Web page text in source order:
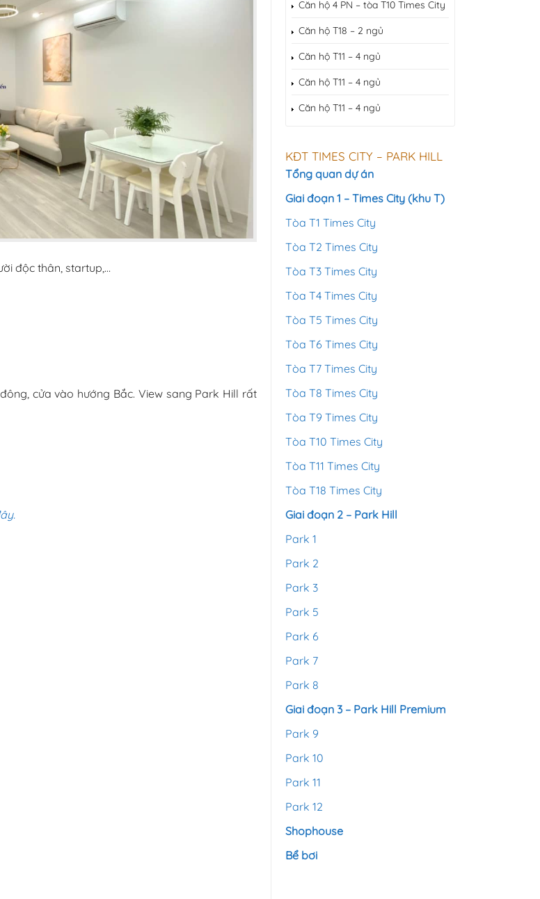
độc thân, startup,…
cửa vào hướng Bắc. View sang Park Hill rất
Căn hộ 4 PN – tòa T10 Times City
Căn hộ T18 – 2 ngủ
Căn hộ T11 – 4 ngủ
Căn hộ T11 – 4 ngủ
Căn hộ T11 – 4 ngủ
KĐT TIMES CITY – PARK HILL
Tổng quan dự án
Giai đoạn 1 – Times City (khu T)
Tòa T1 Times City
Tòa T2 Times City
Tòa T3 Times City
Tòa T4 Times City
Tòa T5 Times City
Tòa T6 Times City
Tòa T7 Times City
Tòa T8 Times City
Tòa T9 Times City
Tòa T10 Times City
Tòa T11 Times City
Tòa T18 Times City
Giai đoạn 2 – Park Hill
Park 1
Park 2
Park 3
Park 5
Park 6
Park 7
Park 8
Giai đoạn 3 – Park Hill Premium
Park 9
Park 10
Park 11
Park 12
Shophouse
Bể bơi